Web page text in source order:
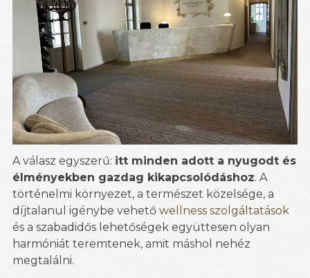
A válasz egyszerű: itt minden adott a nyugodt és
élményekben gazdag kikapcsolódáshoz. A
történelmi környezet, a természet közelsége, a
díjtalanul igénybe vehető wellness szolgáltatások
és a szabadidős lehetőségek együttesen olyan
harmóniát teremtenek, amit máshol nehéz
megtalálni.